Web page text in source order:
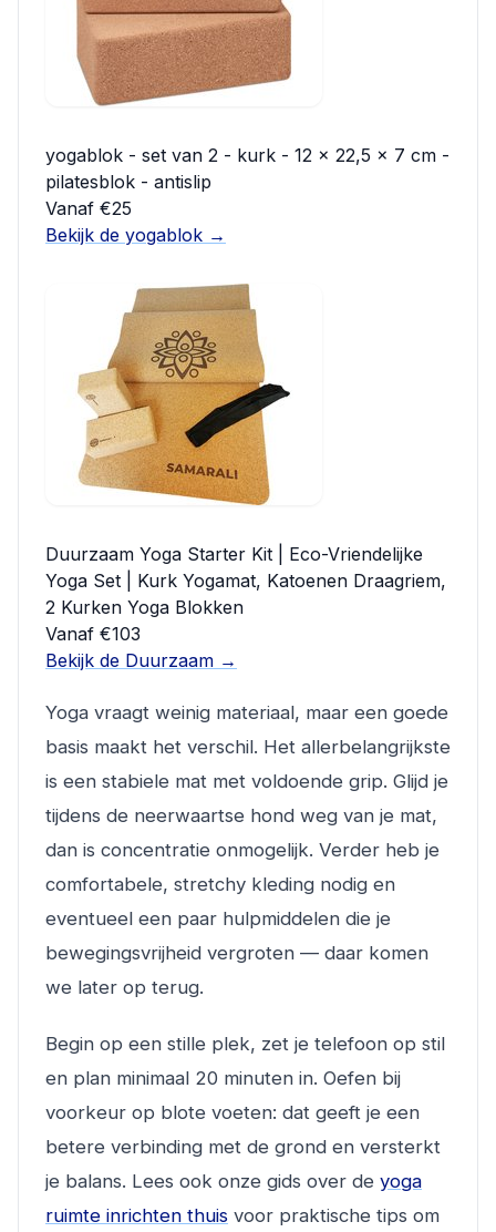
yogablok - set van 2 - kurk - 12 x 22,5 x 7 cm -
pilatesblok - antislip
Vanaf €25
Bekijk de yogablok →
Duurzaam Yoga Starter Kit | Eco-Vriendelijke
Yoga Set | Kurk Yogamat, Katoenen Draagriem,
2 Kurken Yoga Blokken
Vanaf €103
Bekijk de Duurzaam →
Yoga vraagt weinig materiaal, maar een goede
basis maakt het verschil. Het allerbelangrijkste
is een stabiele mat met voldoende grip. Glijd je
tijdens de neerwaartse hond weg van je mat,
dan is concentratie onmogelijk. Verder heb je
comfortabele, stretchy kleding nodig en
eventueel een paar hulpmiddelen die je
bewegingsvrijheid vergroten — daar komen
we later op terug.
Begin op een stille plek, zet je telefoon op stil
en plan minimaal 20 minuten in. Oefen bij
voorkeur op blote voeten: dat geeft je een
betere verbinding met de grond en versterkt
je balans. Lees ook onze gids over de yoga
ruimte inrichten thuis voor praktische tips om